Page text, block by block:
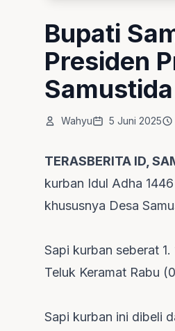
Bupati
Presiden
Samustida
Wahyu 5 Juni 2025
TERASBERITA ID,
kurban Idul Adha
khususnya Desa
Sapi kurban seberat
Teluk Keramat Rabu
Sapi kurban ini dibeli